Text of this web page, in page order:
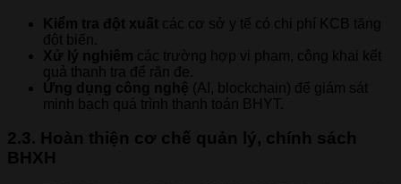
Kiểm tra đột xuất các cơ sở y tế có chi phí KCB tăng
đột biến.
Xử lý nghiêm các trường hợp vi phạm, công khai kết
quả thanh tra để răn đe.
Ứng dụng công nghệ (AI, blockchain) để giám sát
minh bạch quá trình thanh toán BHYT.
2.3. Hoàn thiện cơ chế quản lý, chính sách
BHXH